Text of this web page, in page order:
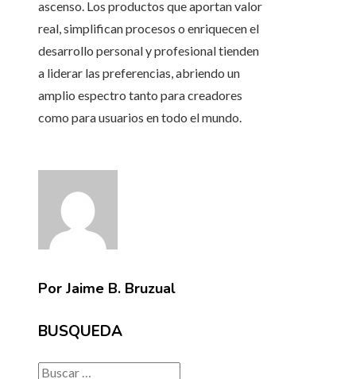
ascenso. Los productos que aportan valor
real, simplifican procesos o enriquecen el
desarrollo personal y profesional tienden
a liderar las preferencias, abriendo un
amplio espectro tanto para creadores
como para usuarios en todo el mundo.
Por Jaime B. Bruzual
BUSQUEDA
Buscar: